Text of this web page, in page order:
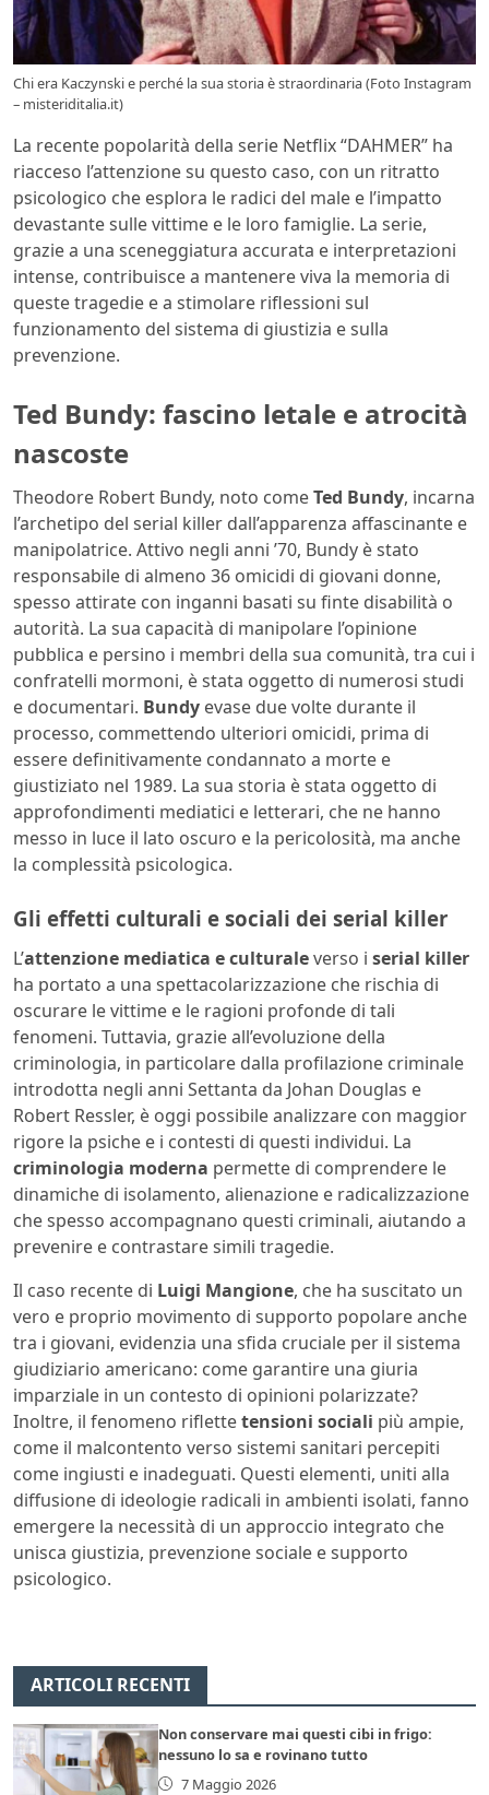
Chi era Kaczynski e perché la sua storia è straordinaria (Foto Instagram
– misteriditalia.it)
La recente popolarità della serie Netflix “DAHMER” ha
riacceso l’attenzione su questo caso, con un ritratto
psicologico che esplora le radici del male e l’impatto
devastante sulle vittime e le loro famiglie. La serie,
grazie a una sceneggiatura accurata e interpretazioni
intense, contribuisce a mantenere viva la memoria di
queste tragedie e a stimolare riflessioni sul
funzionamento del sistema di giustizia e sulla
prevenzione.
Ted Bundy: fascino letale e atrocità
nascoste
Theodore Robert Bundy, noto comeTed Bundy, incarna
l’archetipo del serial killer dall’apparenza affascinante e
manipolatrice. Attivo negli anni ’70, Bundy è stato
responsabile di almeno 36 omicidi di giovani donne,
spesso attirate con inganni basati su finte disabilità o
autorità. La sua capacità di manipolare l’opinione
pubblica e persino i membri della sua comunità, tra cui i
confratelli mormoni, è stata oggetto di numerosi studi
e documentari. Bundy evase due volte durante il
processo, commettendo ulteriori omicidi, prima di
essere definitivamente condannato a morte e
giustiziato nel 1989. La sua storia è stata oggetto di
approfondimenti mediatici e letterari, che ne hanno
messo in luce il lato oscuro e la pericolosità, ma anche
la complessità psicologica.
Gli effetti culturali e sociali dei serial killer
L’attenzione mediatica e culturaleverso i serial killer
ha portato a una spettacolarizzazione che rischia di
oscurare le vittime e le ragioni profonde di tali
fenomeni. Tuttavia, grazie all’evoluzione della
criminologia, in particolare dalla profilazione criminale
introdotta negli anni Settanta da Johan Douglas e
Robert Ressler, è oggi possibile analizzare con maggior
rigore la psiche e i contesti di questi individui. La
criminologia moderna permette di comprendere le
dinamiche di isolamento, alienazione e radicalizzazione
che spesso accompagnano questi criminali, aiutando a
prevenire e contrastare simili tragedie.
Il caso recente di Luigi Mangione, che ha suscitato un
vero e proprio movimento di supporto popolare anche
tra i giovani, evidenzia una sfida cruciale per il sistema
giudiziario americano: come garantire una giuria
imparziale in un contesto di opinioni polarizzate?
Inoltre, il fenomeno riflettetensioni sociali più ampie,
come il malcontento verso sistemi sanitari percepiti
come ingiusti e inadeguati. Questi elementi, uniti alla
diffusione di ideologie radicali in ambienti isolati, fanno
emergere la necessità di un approccio integrato che
unisca giustizia, prevenzione sociale e supporto
psicologico.
ARTICOLI RECENTI
Non conservare mai questi cibi in frigo:
nessuno lo sa e rovinano tutto
7 Maggio 2026